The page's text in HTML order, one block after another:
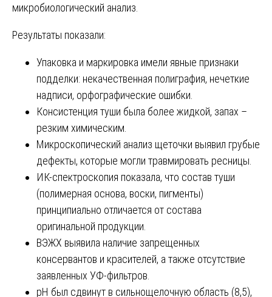
микробиологический анализ.
Результаты показали:
Упаковка и маркировка имели явные признаки
подделки: некачественная полиграфия, нечеткие
надписи, орфографические ошибки.
Консистенция туши была более жидкой, запах –
резким химическим.
Микроскопический анализ щеточки выявил грубые
дефекты, которые могли травмировать ресницы.
ИК-спектроскопия показала, что состав туши
(полимерная основа, воски, пигменты)
принципиально отличается от состава
оригинальной продукции.
ВЭЖХ выявила наличие запрещенных
консервантов и красителей, а также отсутствие
заявленных УФ-фильтров.
pH был сдвинут в сильнощелочную область (8,5),